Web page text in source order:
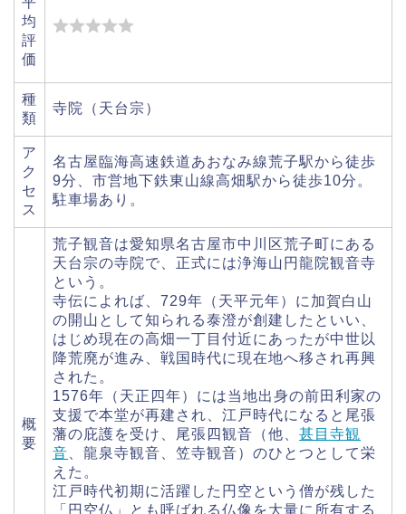
均
評
価
種
類
寺院（天台宗）
ア
ク
セ
ス
名古屋臨海高速鉄道あおなみ線荒子駅から徒歩
9分、市営地下鉄東山線高畑駅から徒歩10分。
駐車場あり。
概
要
荒子観音は愛知県名古屋市中川区荒子町にある
天台宗の寺院で、正式には浄海山円龍院観音寺
という。
寺伝によれば、729年（天平元年）に加賀白山
の開山として知られる泰澄が創建したといい、
はじめ現在の高畑一丁目付近にあったが中世以
降荒廃が進み、戦国時代に現在地へ移され再興
された。
1576年（天正四年）には当地出身の前田利家の
支援で本堂が再建され、江戸時代になると尾張
藩の庇護を受け、尾張四観音（他、 甚目寺観
音 、龍泉寺観音、笠寺観音）のひとつとして栄
えた。
江戸時代初期に活躍した円空という僧が残した
「円空仏」とも呼ばれる仏像を大量に所有する